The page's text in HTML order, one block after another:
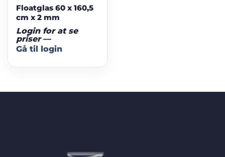
Floatglas 60 x 160,5
cm x 2 mm
Login for at se
priser—
Gå til login